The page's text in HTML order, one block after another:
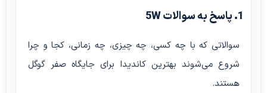
1. پاسخ به سوالات 5W
سوالاتی که با چه کسی، چه چیزی، چه زمانی، کجا و چرا
شروع می‌شوند بهترین کاندیدا برای جایگاه صفر گوگل
هستند.